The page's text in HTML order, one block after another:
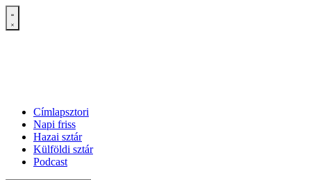
Címlapsztori
Napi friss
Hazai sztár
Külföldi sztár
Podcast